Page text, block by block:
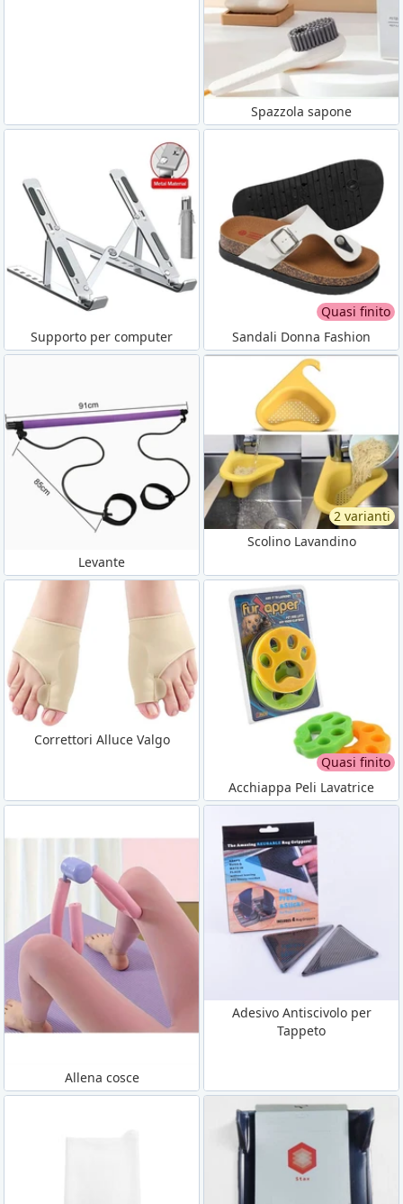
Spazzola sapone
Supporto per computer
Quasi finito
Sandali Donna Fashion
Levante
2 varianti
Scolino Lavandino
Correttori Alluce Valgo
Quasi finito
Acchiappa Peli Lavatrice
Allena cosce
Adesivo Antiscivolo per
Tappeto